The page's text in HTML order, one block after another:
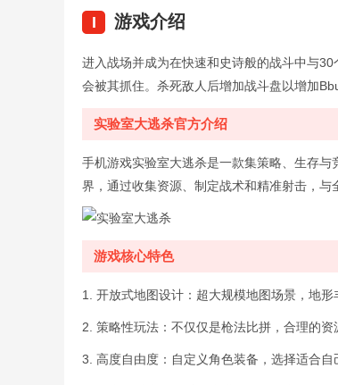
I 游戏介绍
进入战场并成为在快速和史诗般的战斗中与
会被其抓住。杀死敌人后增加战斗盘以增加
实验室大逃杀官方介绍
手机游戏实验室大逃杀是一款集策略、生存
界，通过收集资源、制定战术和精准射击，与
游戏核心特色
1. 开放式地图设计：超大规模地图场景，地
2. 策略性玩法：不仅仅是枪法比拼，合理的资
3. 高度自由度：自定义角色装备，选择适合自